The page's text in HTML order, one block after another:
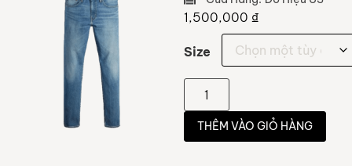
1,500,000 ₫
Size
THÊM VÀO GIỎ HÀNG